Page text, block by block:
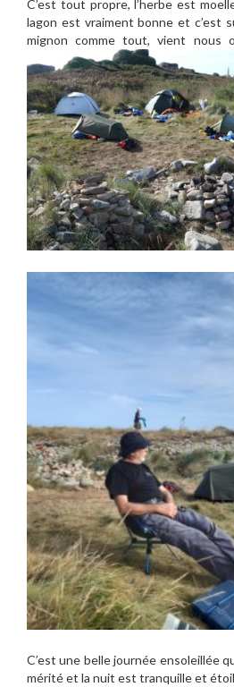
C’est tout propre, l’herbe est
lagon est vraiment bonne et c’est
mignon comme tout, vient nous
C’est une belle journée ensoleillée
mérité et la nuit est tranquille et